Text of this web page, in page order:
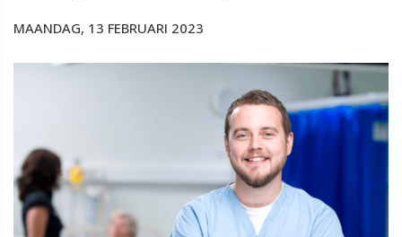
MAANDAG, 13 FEBRUARI 2023